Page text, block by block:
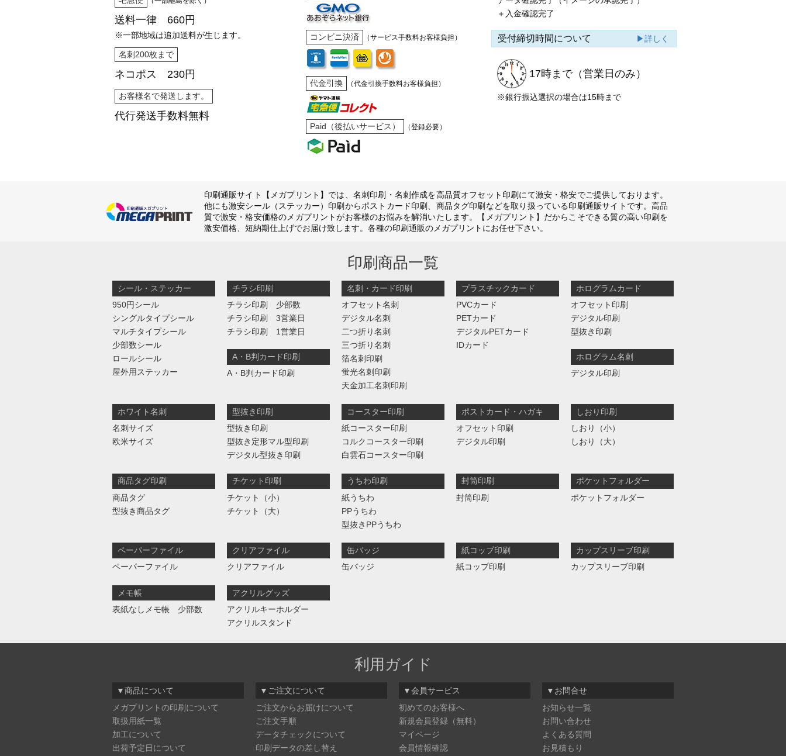
送料一律 660円
※一部地域は追加送料が生じます。
名刺200枚まで
ネコポス 230円
お客様名で発送します。
代行発送手数料無料
コンビニ決済 （サービス手数料お客様負担）
代金引換 （代金引換手数料お客様負担）
Paid（後払いサービス） （登録必要）
＋入金確認完了
受付締切時間について ▶詳しく
17時まで（営業日のみ）
※銀行振込選択の場合は15時まで
印刷通販サイト【メガプリント】では、名刺印刷・名刺作成を高品質オフセット印刷にて激安・格安でご提供しております。
他にも激安シール（ステッカー）印刷からポストカード印刷、商品タグ印刷などを取り扱っている印刷通販サイトです。高品
質で激安・格安価格のメガプリントがお客様のお悩みを解消いたします。【メガプリント】だからこそできる質の高い印刷を
激安価格、短納期仕上げでお届け致します。各種の印刷通販のメガプリントにお任せ下さい。
印刷商品一覧
シール・ステッカー
950円シール
シングルタイプシール
マルチタイプシール
少部数シール
ロールシール
屋外用ステッカー
チラシ印刷
チラシ印刷 少部数
チラシ印刷 3営業日
チラシ印刷 1営業日
A・B判カード印刷
A・B判カード印刷
名刺・カード印刷
オフセット名刺
デジタル名刺
二つ折り名刺
三つ折り名刺
箔名刺印刷
蛍光名刺印刷
天金加工名刺印刷
プラスチックカード
PVCカード
PETカード
デジタルPETカード
IDカード
ホログラムカード
オフセット印刷
デジタル印刷
型抜き印刷
ホログラム名刺
デジタル印刷
ホワイト名刺
名刺サイズ
欧米サイズ
型抜き印刷
型抜き印刷
型抜き定形マル型印刷
デジタル型抜き印刷
コースター印刷
紙コースター印刷
コルクコースター印刷
白雲石コースター印刷
ポストカード・ハガキ
オフセット印刷
デジタル印刷
しおり印刷
しおり（小）
しおり（大）
商品タグ印刷
商品タグ
型抜き商品タグ
チケット印刷
チケット（小）
チケット（大）
うちわ印刷
紙うちわ
PPうちわ
型抜きPPうちわ
封筒印刷
封筒印刷
ポケットフォルダー
ポケットフォルダー
ペーパーファイル
ペーパーファイル
クリアファイル
クリアファイル
缶バッジ
缶バッジ
紙コップ印刷
紙コップ印刷
カップスリーブ印刷
カップスリーブ印刷
メモ帳
表紙なしメモ帳 少部数
アクリルグッズ
アクリルキーホルダー
アクリルスタンド
利用ガイド
▼商品について
メガプリントの印刷について
取扱用紙一覧
加工について
出荷予定日について
▼ご注文について
ご注文からお届けについて
ご注文手順
データチェックについて
印刷データの差し替え
▼会員サービス
初めてのお客様へ
新規会員登録（無料）
マイページ
会員情報確認
▼お問合せ
お知らせ一覧
お問い合わせ
よくある質問
お見積もり